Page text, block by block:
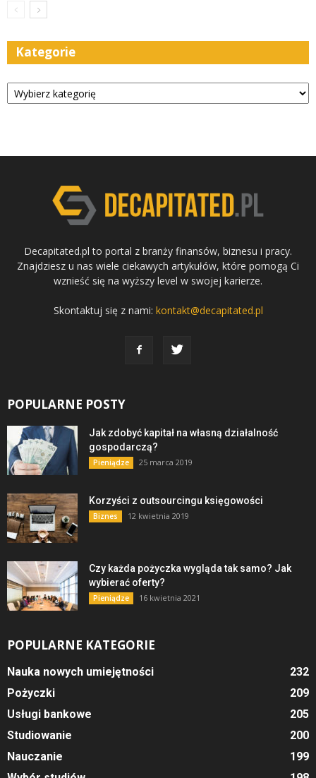
Kategorie
Kategorie
Decapitated.pl to portal z branży finansów, biznesu i pracy.
Znajdziesz u nas wiele ciekawych artykułów, które pomogą Ci
wznieść się na wyższy level w swojej karierze.
Skontaktuj się z nami: kontakt@decapitated.pl
POPULARNE POSTY
Jak zdobyć kapitał na własną działalność
gospodarczą?
Pieniądze 25 marca 2019
Korzyści z outsourcingu księgowości
Biznes 12 kwietnia 2019
Czy każda pożyczka wygląda tak samo? Jak
wybierać oferty?
Pieniądze 16 kwietnia 2021
POPULARNE KATEGORIE
Nauka nowych umiejętności
232
Pożyczki
209
Usługi bankowe
205
Studiowanie
200
Nauczanie
199